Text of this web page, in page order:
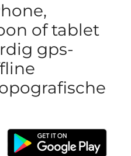
of tablet
gps-